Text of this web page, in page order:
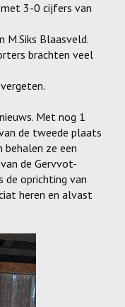
3-0 cijfers van
M.Siks Blaasveld.
brachten veel
Met nog 1
de tweede plaats
behalen ze een
de Gervvot-
de oprichting van
heren en alvast